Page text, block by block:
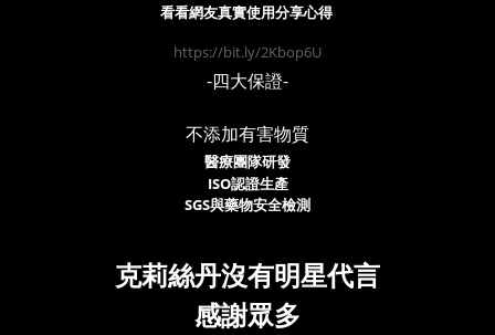
看看網友真實使用分享心得
https://bit.ly/2Kbop6U
-四大保證-
不添加有害物質
醫療團隊研發
ISO認證生產
SGS與藥物安全檢測
克莉絲丹沒有明星代言
感謝眾多